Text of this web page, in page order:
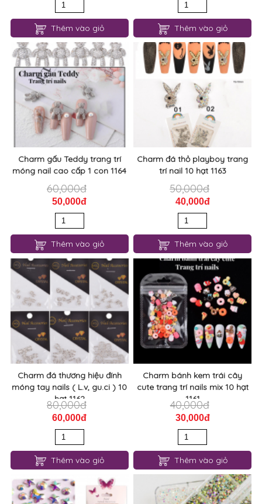
Charm gấu Teddy trang trí
móng nail cao cấp 1 con 1164
60,000đ
50,000đ
Charm đá thỏ playboy trang
trí nail 10 hạt 1163
50,000đ
40,000đ
Charm đá thương hiệu đính
móng tay nails ( L.v, gu.ci ) 10
hạt 1162
80,000đ
60,000đ
Thêm vào giỏ
Charm bánh kem trái cây
cute trang trí nails mix 10 hạt
1161
40,000đ
Thêm vào giỏ